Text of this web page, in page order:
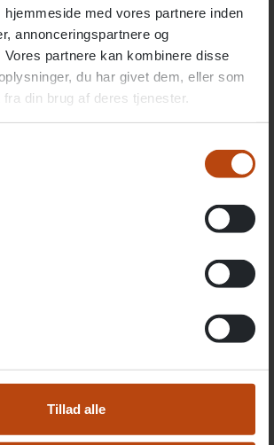
hjemmeside med vores partnere inden
annonceringspartnere og
Vores partnere kan kombinere disse
du har givet dem, eller som
din brug af deres tjenester.
Tillad alle